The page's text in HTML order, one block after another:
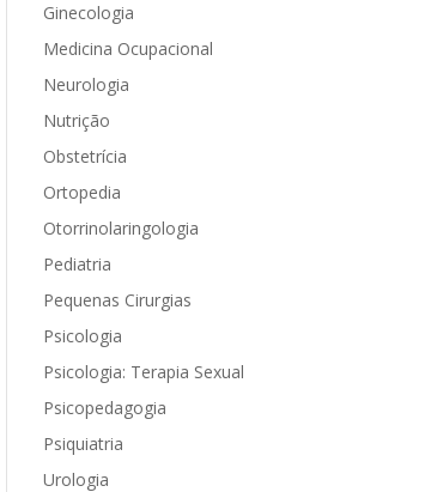
Ginecologia
Medicina Ocupacional
Neurologia
Nutrição
Obstetrícia
Ortopedia
Otorrinolaringologia
Pediatria
Pequenas Cirurgias
Psicologia
Psicologia: Terapia Sexual
Psicopedagogia
Psiquiatria
Urologia